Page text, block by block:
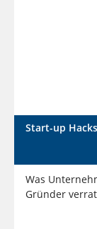
Start-up Hacks
Was
Gründer